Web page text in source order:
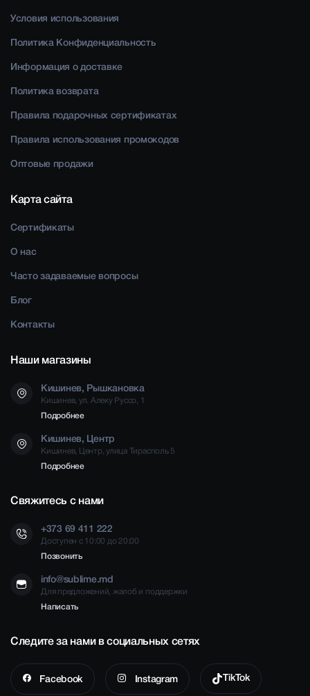
Условия использования
Политика Конфиденциальность
Информация о доставке
Политика возврата
Правила подарочных сертификатах
Правила использования промокодов
Оптовые продажи
Карта сайта
Сертификаты
О нас
Часто задаваемые вопросы
Блог
Контакты
Наши магазины
Кишинев, Рышкановка
Кишинев, ул. Алеку Руссо, 1
Подробнее
Кишинев, Центр
Кишинев, Центр, улица Тирасполь 5
Подробнее
Свяжитесь с нами
+373 69 411 222
Доступен с 10:00 до 20:00
Позвонить
info@sublime.md
Для предложений, жалоб и поддержки
Написать
Следите за нами в социальных сетях
Facebook Instagram TikTok